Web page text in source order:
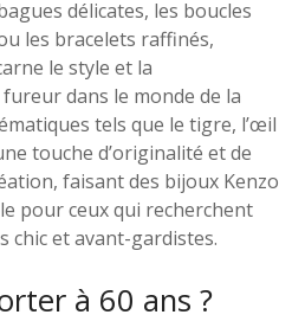
délicates, les boucles
les bracelets raffinés,
le style et la
dans le monde de la
tels que le tigre, l’œil
touche d’originalité et de
faisant des bijoux Kenzo
pour ceux qui recherchent
chic et avant-gardistes.
à 60 ans ?